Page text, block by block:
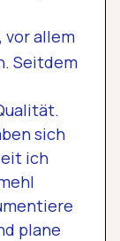
vor allem
Seitdem
sich
ich
plane